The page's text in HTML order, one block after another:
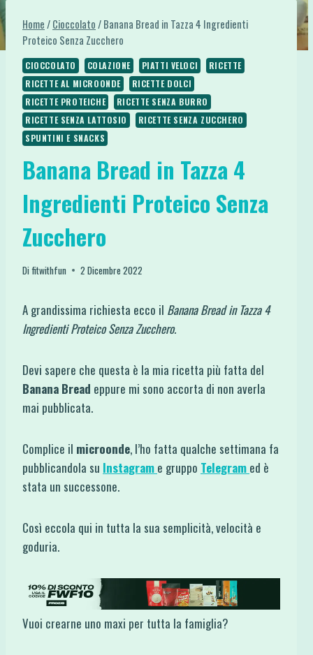
Home/Cioccolato/Banana Bread in Tazza 4 Ingredienti
Proteico Senza Zucchero
CIOCCOLATO COLAZIONE PIATTI VELOCI
RICETTE
RICETTE AL MICROONDE
RICETTE DOLCI
RICETTE PROTEICHE
RICETTE SENZA BURRO
RICETTE SENZA LATTOSIO
RICETTE SENZA ZUCCHERO
SPUNTINI E SNACKS
Banana Bread in Tazza 4
Ingredienti Proteico Senza
Zucchero
Difitwithfun 2 Dicembre 2022
A grandissima richiesta ecco il Banana Bread in Tazza 4
Ingredienti Proteico Senza Zucchero.
Devi sapere che questa è la mia ricetta più fatta del
Banana Bread eppure mi sono accorta di non averla
mai pubblicata.
Complice il microonde, l’ho fatta qualche settimana fa
pubblicandola su Instagram e gruppo Telegram ed è
stata un successone.
Così eccola qui in tutta la sua semplicità, velocità e
goduria.
Vuoi crearne uno maxi per tutta la famiglia?